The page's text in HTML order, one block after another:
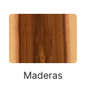
Maderas